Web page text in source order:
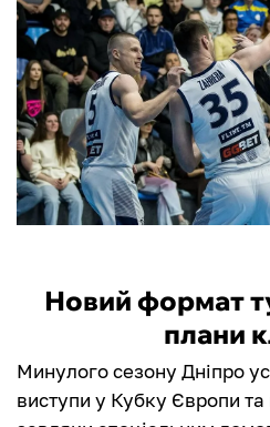
Новий формат
плани
Минулого сезону Дніпро
виступи у Кубку Європи та